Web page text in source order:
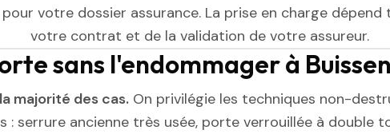
votre dossier assurance. La prise en charge dépend
votre contrat et de la validation de votre assureur.
sans l'endommager à
majorité des cas.On privilégie les techniques non-
: serrure ancienne très usée, porte verrouillée à double